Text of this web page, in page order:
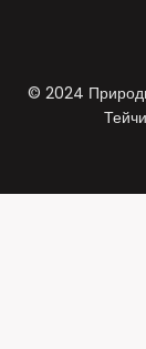
© 2024
Тейчи